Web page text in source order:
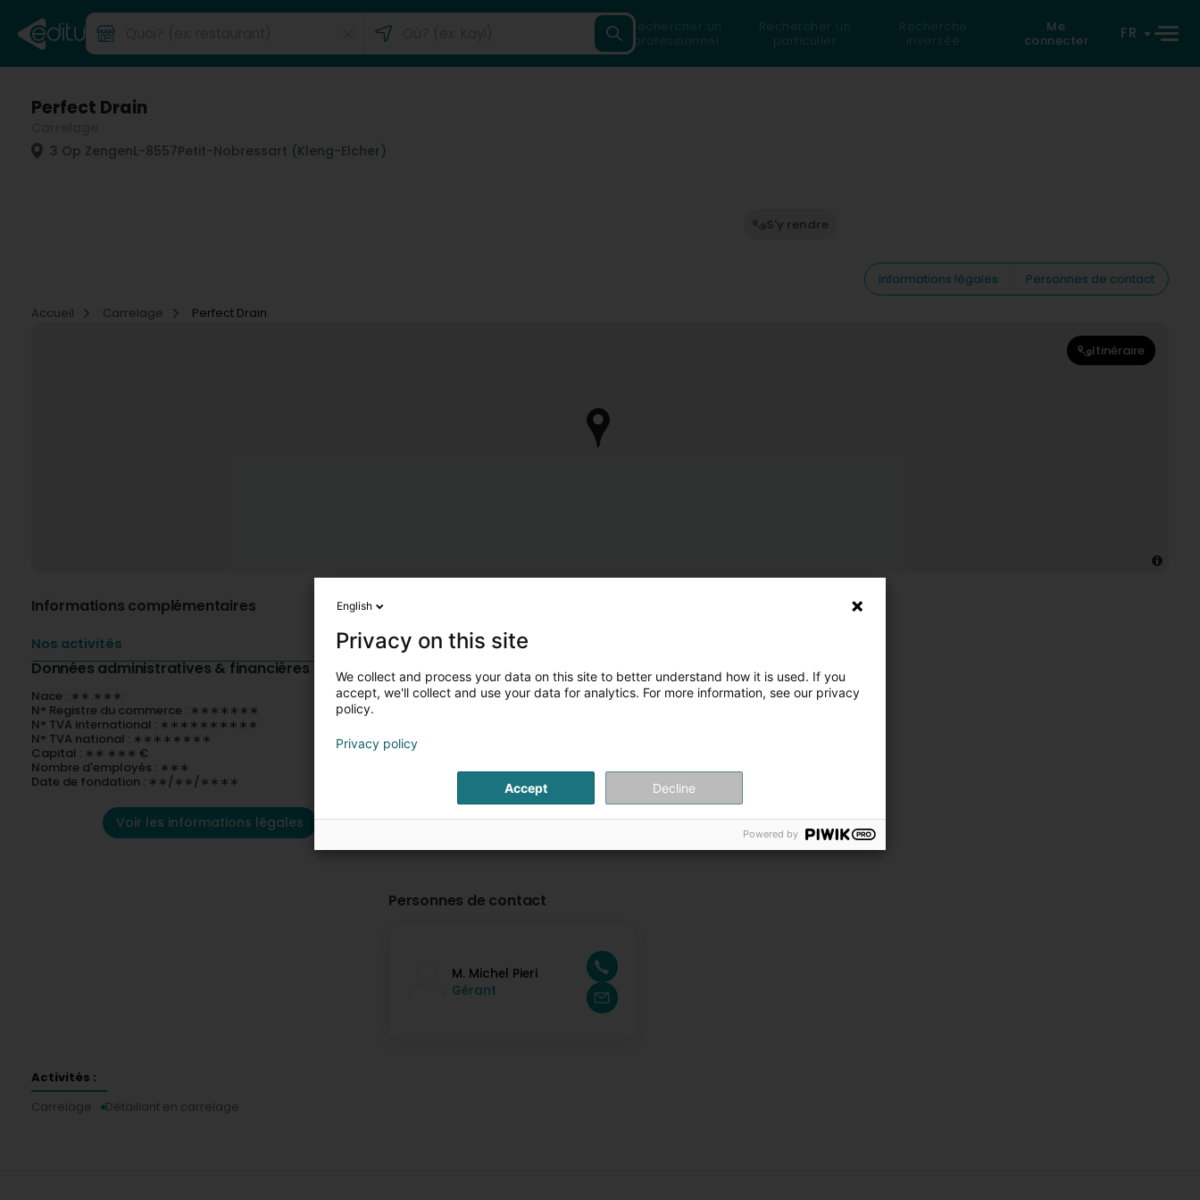
Rechercher un
professionnel
Rechercher un
particulier
Recherche
inversée
Me
connecter
FR
Perfect Drain
3 Op ZengenL-8557Petit-Nobressart (Kleng-Elcher)
S'y rendre
Informations légales
Personnes de contact
Accueil
Carrelage Perfect Drain
Itinéraire
Informations complémentaires
Nos activités
Données administratives & financières
Nace : ∗∗.∗∗∗
N° Registre du commerce : ∗∗∗∗∗∗∗
N° TVA international : ∗∗∗∗∗∗∗∗∗∗
N° TVA national : ∗∗∗∗∗∗∗∗
Capital : ∗∗ ∗∗∗ €
Nombre d'employés : ∗∗∗
Date de fondation : ∗∗/∗∗/∗∗∗∗
Voir les informations légales
Personnes de contact
M. Michel Pieri
Gérant
Activités :
Carrelage
Détaillant en carrelage
English
Privacy on this site
We collect and process your data on this site to better understand how it is used. If you
accept, we'll collect and use your data for analytics. For more information, see our privacy
policy.
Privacy policy
Accept Decline
Powered by